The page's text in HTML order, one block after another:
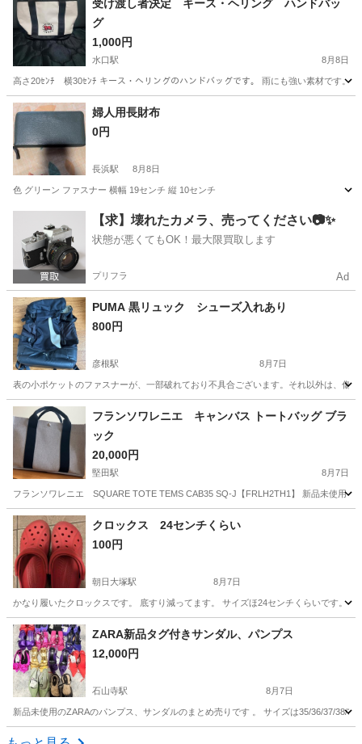
受け渡し者決定 キース・ヘリング ハンドバッ
グ
1,000円
水口駅 8月8日
高さ20ｾﾝﾁ 横30ｾﾝﾁ キース・ヘリングのハンドバッグです。 雨にも強い素材です。
滋賀 甲賀市 水口駅 バッグ
婦人用長財布
0円
長浜駅 8月8日
色 グリーン ファスナー 横幅 19センチ 縦 10センチ
長浜駅 バッグ
【求】壊れたカメラ、売ってください📷✨
状態が悪くてもOK！最大限買取します
プリフラ Ad
PUMA 黒リュック シューズ入れあり
800円
彦根駅 8月7日
表の小ポケットのファスナーが、一部破れており不具合ございます。それ以外は、傷
滋賀 彦根市 彦根駅
フランソワレニエ キャンバス トートバッグ ブラ
ック
20,000円
堅田駅 8月7日
フランソワレニエ SQUARE TOTE TEMS CAB35 SQ-J【FRLH2TH1】 新品未使用
滋賀 守山市
クロックス 24センチくらい
100円
朝日大塚駅 8月7日
かなり履いたクロックスです。 底すり減ってます。 サイズほ24センチくらいです。
滋賀 東近江市 朝日大塚駅 靴 クロックス
ZARA新品タグ付きサンダル、パンプス
12,000円
石山寺駅 8月7日
新品未使用のZARAのパンプス、サンダルのまとめ売りです 。 サイズは35/36/37/38/
滋賀 大津市